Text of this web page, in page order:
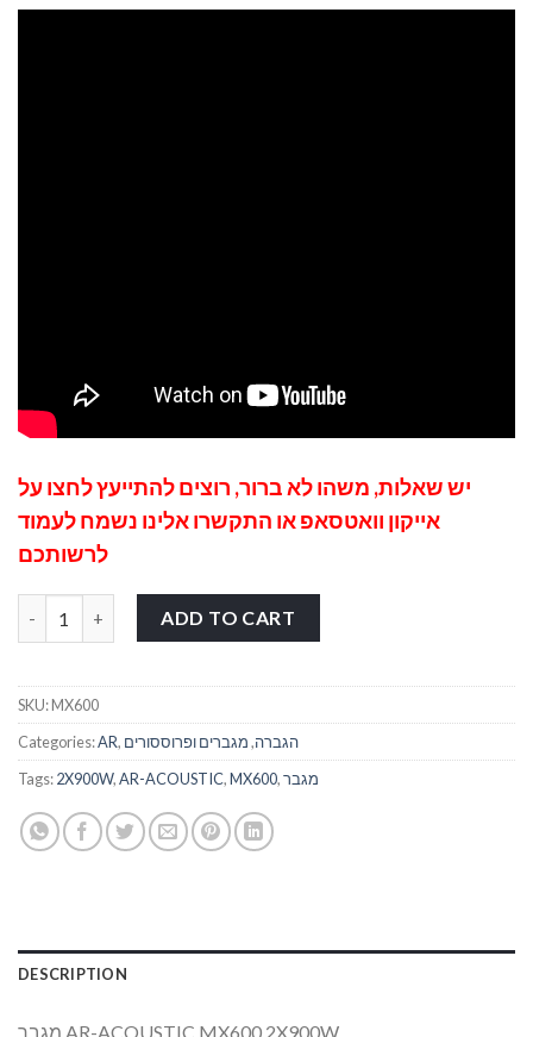
יש שאלות, משהו לא ברור, רוצים להתייעץ לחצו על
אייקון וואטסאפאו התקשרו אלינו נשמח לעמוד
לרשותכם
ADD TO CART
SKU:MX600
Categories:AR, הגברה,מגברים ופרוססורים
Tags:2X900W,AR-ACOUSTIC,MX600,מגבר
DESCRIPTION
מגבר AR-ACOUSTIC MX600 2X900W